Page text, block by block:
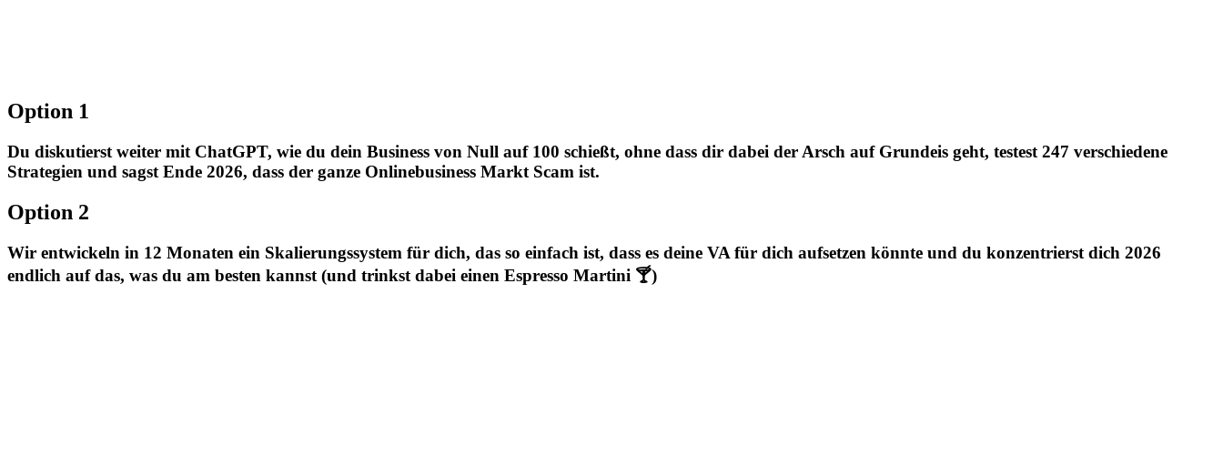
Option 1
Du diskutierst weiter mit ChatGPT, wie du dein Business von Null auf 100 schießt, ohne dass dir dabei der Arsch auf Grundeis geht, testest 247 verschiedene
Strategien und sagst Ende 2026, dass der ganze Onlinebusiness Markt Scam ist.
Option 2
Wir entwickeln in 12 Monaten ein Skalierungssystem für dich, das so einfach ist, dass es deine VA für dich aufsetzen könnte und du konzentrierst dich 2026
endlich auf das, was du am besten kannst (und trinkst dabei einen Espresso Martini 🍸)